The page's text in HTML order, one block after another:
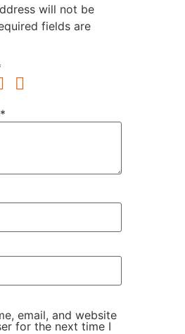
will not be
fields are
*
email, and website
for the next time I